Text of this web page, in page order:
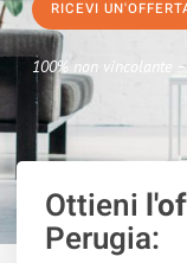
RICEVI
100% non vincolante
Ottieni
Perugia: